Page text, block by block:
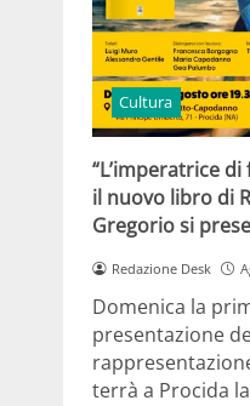
Cultura
“L’imperatrice
il nuovo libro di
Gregorio si
Redazione Desk
Domenica la
presentazione
terrà a Procida